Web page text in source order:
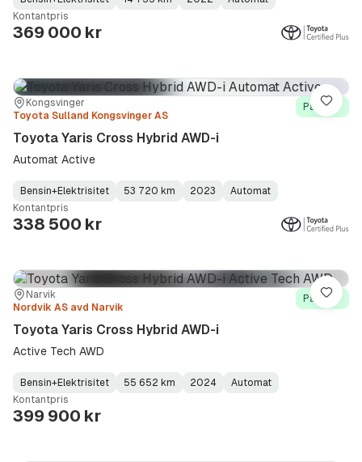
Fuel
Type:
Kilometerstand:
Model
Year:
Gearbox
Type:
Kontantpris
369 000 kr
Sted:Kongsvinger
Forhandler:
Toyota Sulland Kongsvinger AS
På lager
Toyota Yaris Cross Hybrid AWD-i
Automat Active
Fuel
Type:
Bensin+Elektrisitet
Kilometerstand: 53 720 km
Model
Year:
2023
Gearbox
Type:
Automat
Kontantpris
338 500 kr
Lagre
Sted:Narvik
Forhandler:
Nordvik AS avd Narvik
På lager
Toyota Yaris Cross Hybrid AWD-i
Active Tech AWD
Fuel
Type:
Bensin+Elektrisitet
Kilometerstand: 55 652 km
Model
Year:
2024
Gearbox
Type:
Automat
Kontantpris
399 900 kr
Lagre